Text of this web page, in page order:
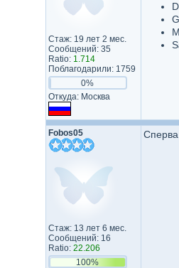
Стаж: 19 лет 2 мес.
Сообщений: 35
Ratio: 1.714
Поблагодарили: 1759
0%
Откуда: Москва
Fobos05
Стаж: 13 лет 6 мес.
Сообщений: 16
Ratio: 22.206
100%
Сперва